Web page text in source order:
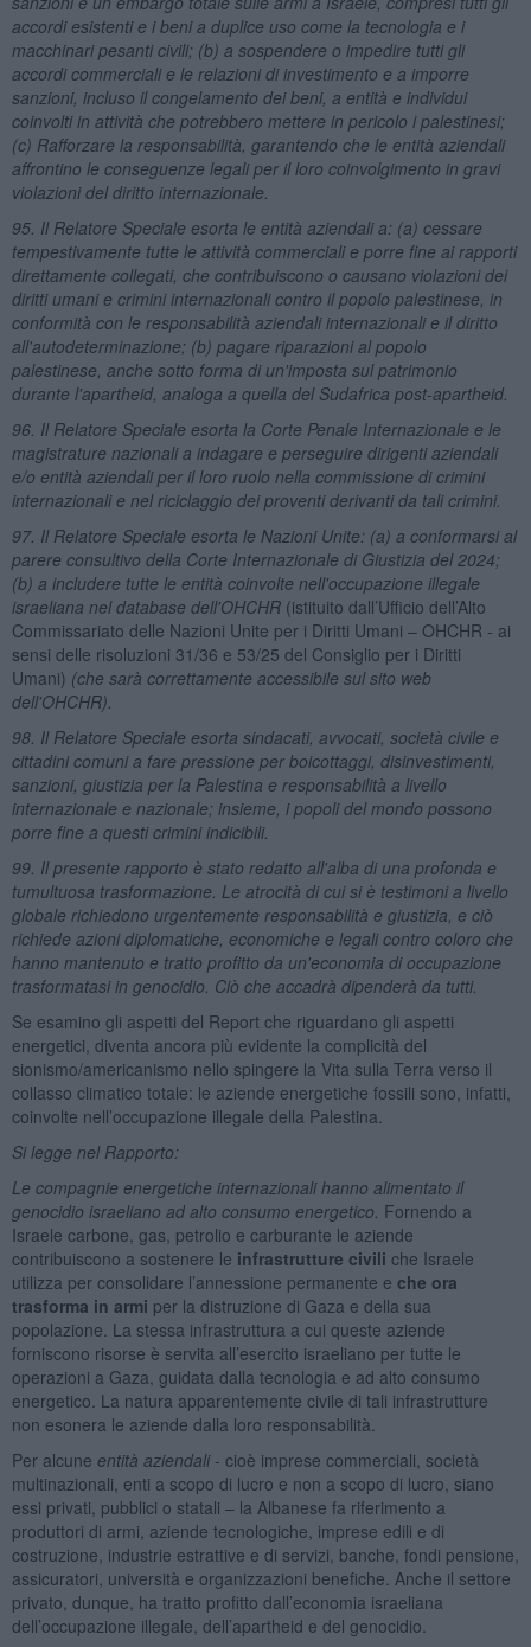
accordi esistenti e i beni a duplice uso come la tecnologia e i
macchinari pesanti civili; (b) a sospendere o impedire tutti gli
accordi commerciali e le relazioni di investimento e a imporre
sanzioni, incluso il congelamento dei beni, a entità e individui
coinvolti in attività che potrebbero mettere in pericolo i palestinesi;
(c) Rafforzare la responsabilità, garantendo che le entità aziendali
affrontino le conseguenze legali per il loro coinvolgimento in gravi
violazioni del diritto internazionale.
95. Il Relatore Speciale esorta le entità aziendali a: (a) cessare
tempestivamente tutte le attività commerciali e porre fine ai rapporti
direttamente collegati, che contribuiscono o causano violazioni dei
diritti umani e crimini internazionali contro il popolo palestinese, in
conformità con le responsabilità aziendali internazionali e il diritto
all'autodeterminazione; (b) pagare riparazioni al popolo
palestinese, anche sotto forma di un'imposta sul patrimonio
durante l'apartheid, analoga a quella del Sudafrica post-apartheid.
96. Il Relatore Speciale esorta la Corte Penale Internazionale e le
magistrature nazionali a indagare e perseguire dirigenti aziendali
e/o entità aziendali per il loro ruolo nella commissione di crimini
internazionali e nel riciclaggio dei proventi derivanti da tali crimini.
97. Il Relatore Speciale esorta le Nazioni Unite: (a) a conformarsi al
parere consultivo della Corte Internazionale di Giustizia del 2024;
(b) a includere tutte le entità coinvolte nell'occupazione illegale
israeliana nel database dell'OHCHR (istituito dall’Ufficio dell’Alto
Commissariato delle Nazioni Unite per i Diritti Umani – OHCHR - ai
sensi delle risoluzioni 31/36 e 53/25 del Consiglio per i Diritti
Umani) (che sarà correttamente accessibile sul sito web
dell'OHCHR).
98. Il Relatore Speciale esorta sindacati, avvocati, società civile e
cittadini comuni a fare pressione per boicottaggi, disinvestimenti,
sanzioni, giustizia per la Palestina e responsabilità a livello
internazionale e nazionale; insieme, i popoli del mondo possono
porre fine a questi crimini indicibili.
99. Il presente rapporto è stato redatto all'alba di una profonda e
tumultuosa trasformazione. Le atrocità di cui si è testimoni a livello
globale richiedono urgentemente responsabilità e giustizia, e ciò
richiede azioni diplomatiche, economiche e legali contro coloro che
hanno mantenuto e tratto profitto da un'economia di occupazione
trasformatasi in genocidio. Ciò che accadrà dipenderà da tutti.
Se esamino gli aspetti del Report che riguardano gli aspetti
energetici, diventa ancora più evidente la complicità del
sionismo/americanismo nello spingere la Vita sulla Terra verso il
collasso climatico totale: le aziende energetiche fossili sono, infatti,
coinvolte nell’occupazione illegale della Palestina.
Si legge nel Rapporto:
Le compagnie energetiche internazionali hanno alimentato il
genocidio israeliano ad alto consumo energetico. Fornendo a
Israele carbone, gas, petrolio e carburante le aziende
contribuiscono a sostenere le infrastrutture civili che Israele
utilizza per consolidare l’annessione permanente e che ora
trasforma in armi per la distruzione di Gaza e della sua
popolazione. La stessa infrastruttura a cui queste aziende
forniscono risorse è servita all’esercito israeliano per tutte le
operazioni a Gaza, guidata dalla tecnologia e ad alto consumo
energetico. La natura apparentemente civile di tali infrastrutture
non esonera le aziende dalla loro responsabilità.
Per alcune entità aziendali- cioè imprese commerciali, società
multinazionali, enti a scopo di lucro e non a scopo di lucro, siano
essi privati, pubblici o statali – la Albanese fa riferimento a
produttori di armi, aziende tecnologiche, imprese edili e di
costruzione, industrie estrattive e di servizi, banche, fondi pensione,
assicuratori, università e organizzazioni benefiche. Anche il settore
privato, dunque, ha tratto profitto dall’economia israeliana
dell’occupazione illegale, dell’apartheid e del genocidio.